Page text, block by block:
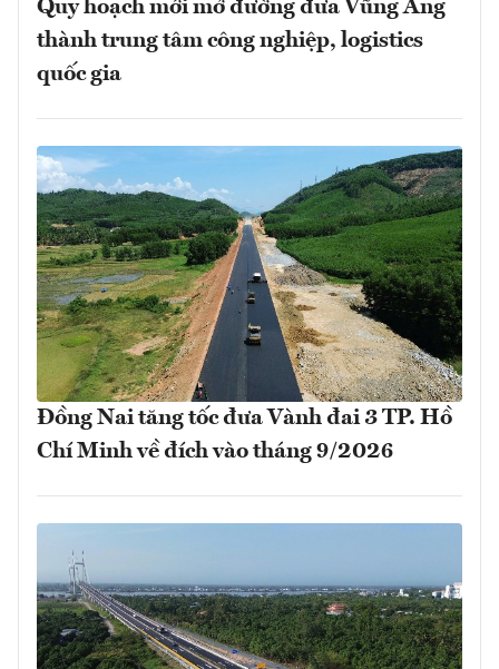
Quy hoạch mới mở đường đưa Vũng Áng
thành trung tâm công nghiệp, logistics
quốc gia
Đồng Nai tăng tốc đưa Vành đai 3 TP. Hồ
Chí Minh về đích vào tháng 9/2026